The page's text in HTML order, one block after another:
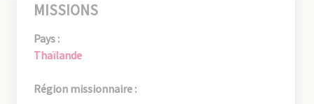
MISSIONS
Pays :
Thaïlande
Région missionnaire :